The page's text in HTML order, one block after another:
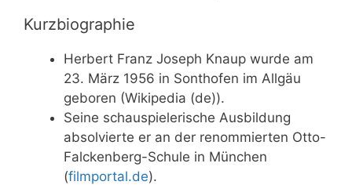
Kurzbiographie
Herbert Franz Joseph Knaup wurde am
23. März 1956 in Sonthofen im Allgäu
geboren (Wikipedia (de)).
Seine schauspielerische Ausbildung
absolvierte er an der renommierten Otto-
Falckenberg-Schule in München
(filmportal.de).